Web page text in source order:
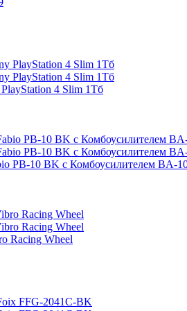
4 Slim 1Тб
PB-10 BK с Комбоусилителем BA-
Racing Wheel